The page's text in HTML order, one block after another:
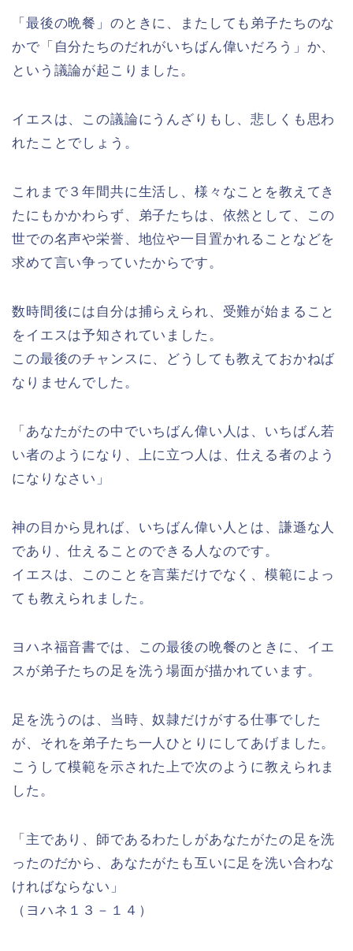
「最後の晩餐」のときに、またしても弟子たちのな
かで「自分たちのだれがいちばん偉いだろう」か、
という議論が起こりました。
イエスは、この議論にうんざりもし、悲しくも思わ
れたことでしょう。
これまで３年間共に生活し、様々なことを教えてき
たにもかかわらず、弟子たちは、依然として、この
世での名声や栄誉、地位や一目置かれることなどを
求めて言い争っていたからです。
数時間後には自分は捕らえられ、受難が始まること
をイエスは予知されていました。
この最後のチャンスに、どうしても教えておかねば
なりませんでした。
「あなたがたの中でいちばん偉い人は、いちばん若
い者のようになり、上に立つ人は、仕える者のよう
になりなさい」
神の目から見れば、いちばん偉い人とは、謙遜な人
であり、仕えることのできる人なのです。
イエスは、このことを言葉だけでなく、模範によっ
ても教えられました。
ヨハネ福音書では、この最後の晩餐のときに、イエ
スが弟子たちの足を洗う場面が描かれています。
足を洗うのは、当時、奴隷だけがする仕事でした
が、それを弟子たち一人ひとりにしてあげました。
こうして模範を示された上で次のように教えられま
した。
「主であり、師であるわたしがあなたがたの足を洗
ったのだから、あなたがたも互いに足を洗い合わな
ければならない」
（ヨハネ１３－１４）